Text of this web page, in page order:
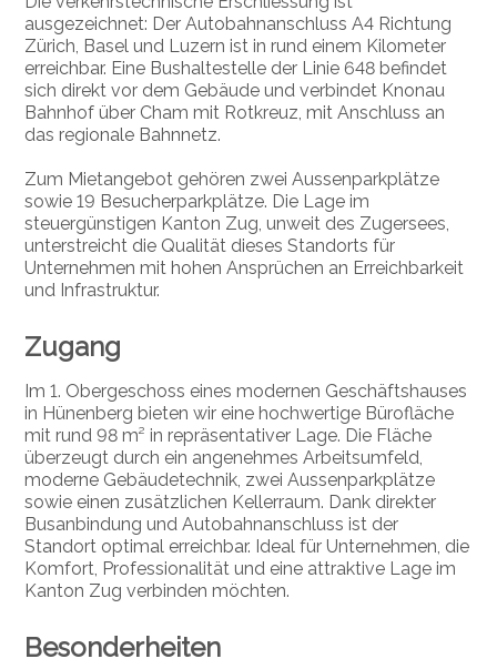
ausgezeichnet: Der Autobahnanschluss A4 Richtung
Zürich, Basel und Luzern ist in rund einem Kilometer
erreichbar. Eine Bushaltestelle der Linie 648 befindet
sich direkt vor dem Gebäude und verbindet Knonau
Bahnhof über Cham mit Rotkreuz, mit Anschluss an
das regionale Bahnnetz.
Zum Mietangebot gehören zwei Aussenparkplätze
sowie 19 Besucherparkplätze. Die Lage im
steuergünstigen Kanton Zug, unweit des Zugersees,
unterstreicht die Qualität dieses Standorts für
Unternehmen mit hohen Ansprüchen an Erreichbarkeit
und Infrastruktur.
Zugang
Im 1. Obergeschoss eines modernen Geschäftshauses
in Hünenberg bieten wir eine hochwertige Bürofläche
mit rund 98 m² in repräsentativer Lage. Die Fläche
überzeugt durch ein angenehmes Arbeitsumfeld,
moderne Gebäudetechnik, zwei Aussenparkplätze
sowie einen zusätzlichen Kellerraum. Dank direkter
Busanbindung und Autobahnanschluss ist der
Standort optimal erreichbar. Ideal für Unternehmen, die
Komfort, Professionalität und eine attraktive Lage im
Kanton Zug verbinden möchten.
Besonderheiten